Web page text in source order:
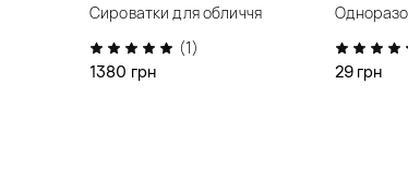
Reedle Shot 300
Сироватки для обличчя
(1)
1380 грн
Mask
29 грн